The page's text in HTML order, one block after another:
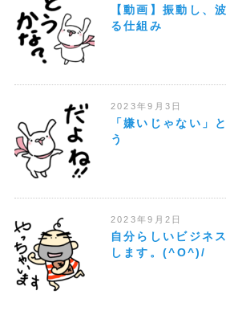
【動画】振動し、
る仕組み
2023年9月3日
「嫌いじゃない」
う
2023年9月2日
自分らしいビジネ
します。(^O^)/